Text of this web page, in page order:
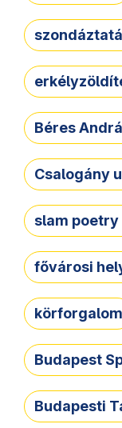
Béres
Csalogány
slam
fővárosi
körforgalom
Budapest
Budapesti